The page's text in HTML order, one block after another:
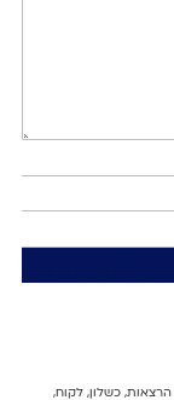
הרצאות, כשלון , לקוח,